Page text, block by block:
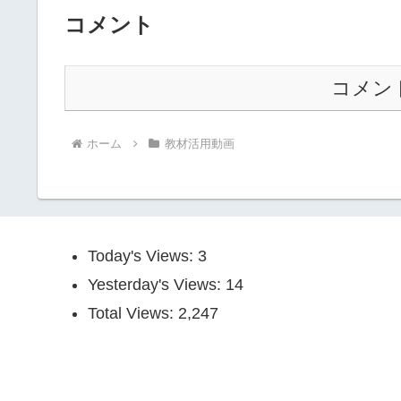
コメント
コメン
ホーム 教材活用動画
Today's Views: 3
Yesterday's Views: 14
Total Views: 2,247